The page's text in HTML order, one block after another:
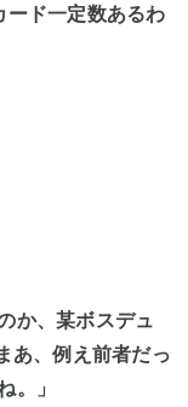
ド一定数あるわ
か、某ボスデュ
あ、例え前者だっ
。」